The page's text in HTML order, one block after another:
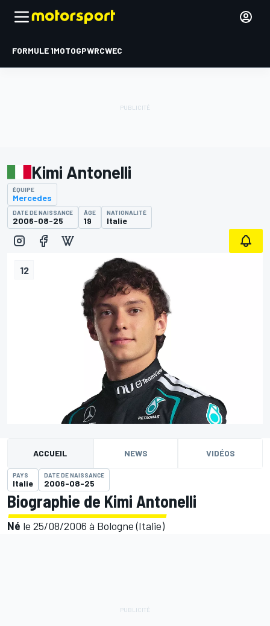
FORMULE 1MOTOGPWRCWEC
12
Kimi Antonelli
ÉQUIPE
Mercedes
DATE DE NAISSANCE
2006-08-25
ÂGE
19
NATIONALITÉ
Italie
ACCUEIL NEWS VIDÉOS
PAYS
Italie
DATE DE NAISSANCE
2006-08-25
Biographie de Kimi Antonelli
Né le 25/08/2006 à Bologne (Italie)